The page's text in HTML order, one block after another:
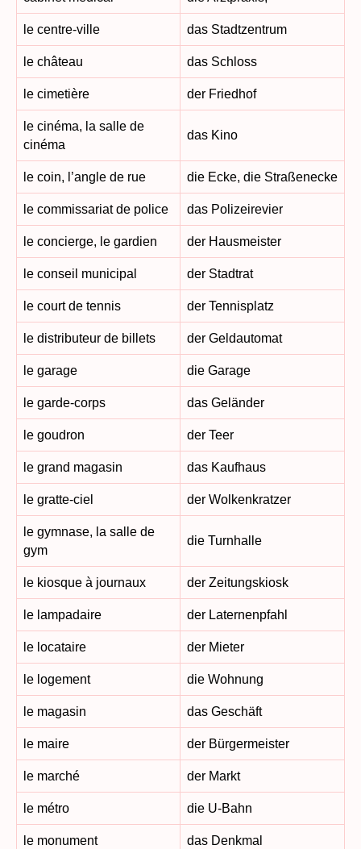
le centre-ville das Stadtzentrum
le château das Schloss
le cimetière der Friedhof
le cinéma, la salle de
cinéma
das Kino
le coin, l’angle de rue die Ecke, die Straßenecke
le commissariat de police das Polizeirevier
le concierge, le gardien der Hausmeister
le conseil municipal der Stadtrat
le court de tennis der Tennisplatz
le distributeur de billets der Geldautomat
le garage die Garage
le garde-corps das Geländer
le goudron der Teer
le grand magasin das Kaufhaus
le gratte-ciel der Wolkenkratzer
le gymnase, la salle de
gym
die Turnhalle
le kiosque à journaux der Zeitungskiosk
le lampadaire der Laternenpfahl
le locataire der Mieter
le logement die Wohnung
le magasin das Geschäft
le maire der Bürgermeister
le marché der Markt
le métro die U-Bahn
le monument das Denkmal